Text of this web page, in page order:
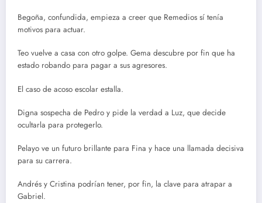
Begoña, confundida, empieza a creer que Remedios sí tenía
motivos para actuar.
Teo vuelve a casa con otro golpe. Gema descubre por fin que ha
estado robando para pagar a sus agresores.
El caso de acoso escolar estalla.
Digna sospecha de Pedro y pide la verdad a Luz, que decide
ocultarla para protegerlo.
Pelayo ve un futuro brillante para Fina y hace una llamada decisiva
para su carrera.
Andrés y Cristina podrían tener, por fin, la clave para atrapar a
Gabriel.